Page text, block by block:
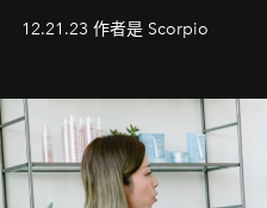
12.21.23 作者是 Scorpio